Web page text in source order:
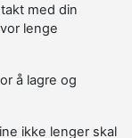
med din
lenge
å lagre og
ikke lenger skal